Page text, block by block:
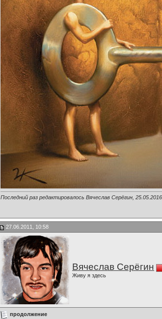
Последний раз редактировалось Вячеслав Серёгин,
27.06.2011, 10:58
Вячеслав Серёгин
Живу я здесь
продолжение